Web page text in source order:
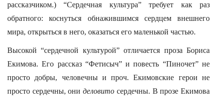
рассказчиком.) “Сердечная культура” требует как раз
обратного: коснуться обнажившимся сердцем внешнего
мира, открыться в него, оказаться его маленькой частью.
Высокой “сердечной культурой” отличается проза Бориса
Екимова. Его рассказ “Фетисыч” и повесть “Пиночет” не
просто добры, человечны и проч. Екимовские герои не
просто сердечны, ониделовито сердечны. В прозе Екимова